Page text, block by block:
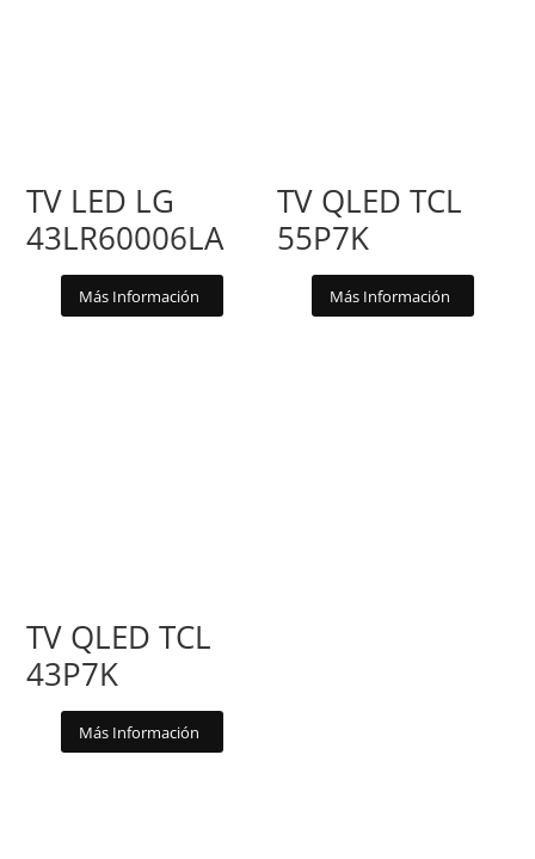
TV LED LG
43LR60006LA
Más Información
TV QLED TCL
55P7K
Más Información
TV QLED TCL
43P7K
Más Información